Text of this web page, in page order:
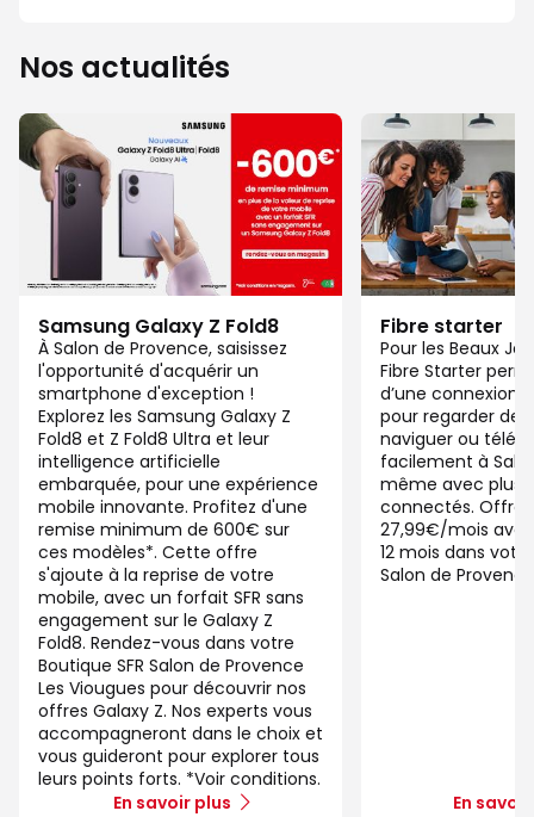
Nos actualités
Samsung Galaxy Z Fold8
À Salon de Provence, saisissez
l'opportunité d'acquérir un
smartphone d'exception !
Explorez les Samsung Galaxy Z
Fold8 et Z Fold8 Ultra et leur
intelligence artificielle
embarquée, pour une expérience
mobile innovante. Profitez d'une
remise minimum de 600€ sur
ces modèles*. Cette offre
s'ajoute à la reprise de votre
mobile, avec un forfait SFR sans
engagement sur le Galaxy Z
Fold8. Rendez-vous dans votre
Boutique SFR Salon de Provence
Les Viougues pour découvrir nos
offres Galaxy Z. Nos experts vous
accompagneront dans le choix et
vous guideront pour explorer tous
leurs points forts. *Voir conditions.
En savoir plus
Fibre starter
Pour les Beaux
Fibre Starter
d’une connexion
pour regarder des
naviguer ou
facilement à
même avec
connectés. Offre
27,99€/mois
12 mois dans
Salon de
En